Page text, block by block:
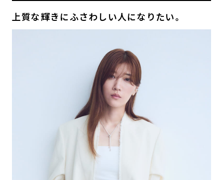
上質な輝きにふさわしい人になりたい。